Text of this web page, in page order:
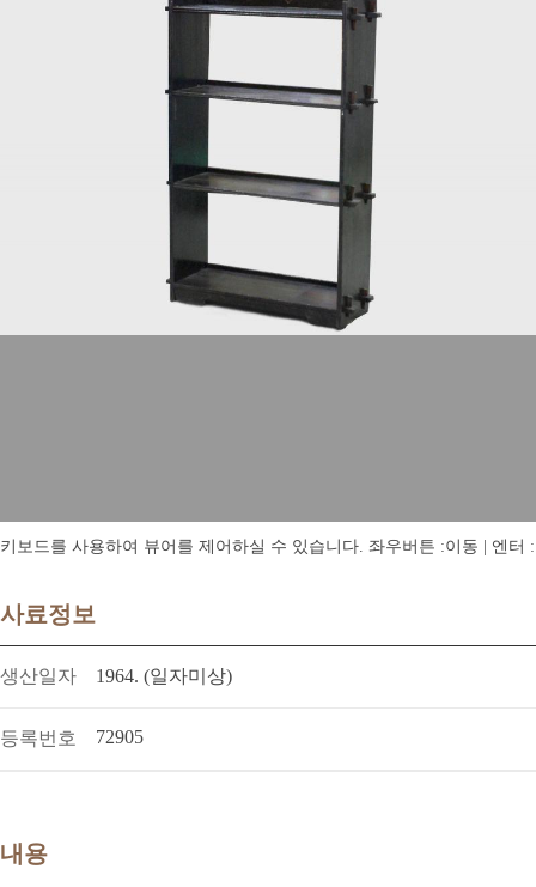
키보드를 사용하여 뷰어를 제어하실 수 있습니다. 좌우버튼 :이동 | 엔터
사료정보
생산일자 1964. (일자미상)
등록번호 72905
내용